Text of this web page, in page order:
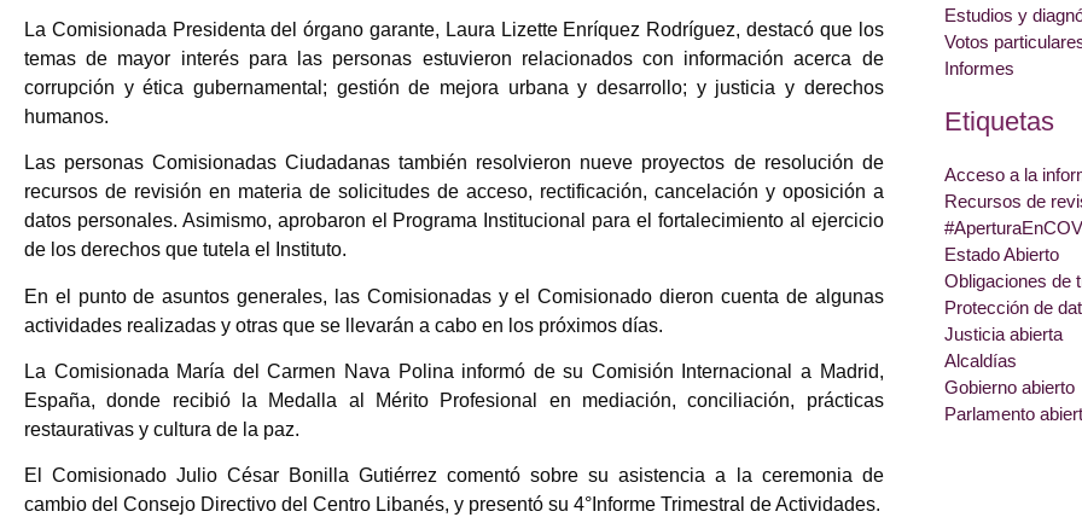
La Comisionada Presidenta del órgano garante, Laura Lizette Enríquez Rodríguez, destacó que los
temas de mayor interés para las personas estuvieron relacionados con información acerca de
corrupción y ética gubernamental; gestión de mejora urbana y desarrollo; y justicia y derechos
humanos.
Las personas Comisionadas Ciudadanas también resolvieron nueve proyectos de resolución de
recursos de revisión en materia de solicitudes de acceso, rectificación, cancelación y oposición a
datos personales. Asimismo, aprobaron el Programa Institucional para el fortalecimiento al ejercicio
de los derechos que tutela el Instituto.
En el punto de asuntos generales, las Comisionadas y el Comisionado dieron cuenta de algunas
actividades realizadas y otras que se llevarán a cabo en los próximos días.
La Comisionada María del Carmen Nava Polina informó de su Comisión Internacional a Madrid,
España, donde recibió la Medalla al Mérito Profesional en mediación, conciliación, prácticas
restaurativas y cultura de la paz.
El Comisionado Julio César Bonilla Gutiérrez comentó sobre su asistencia a la ceremonia de
cambio del Consejo Directivo del Centro Libanés, y presentó su 4°Informe Trimestral de Actividades.
Estudios y
Votos
Informes
Etiquetas
Acceso a la
Recursos de
Estado Abierto
Obligaciones de
Protección de
Justicia abierta
Alcaldías
Gobierno abierto
Parlamento